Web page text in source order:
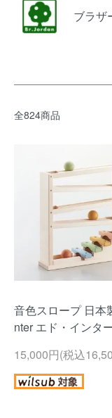
ブラザ
全824商品
音色スロープ 日本
nter エド・インタ
15,000円(税込